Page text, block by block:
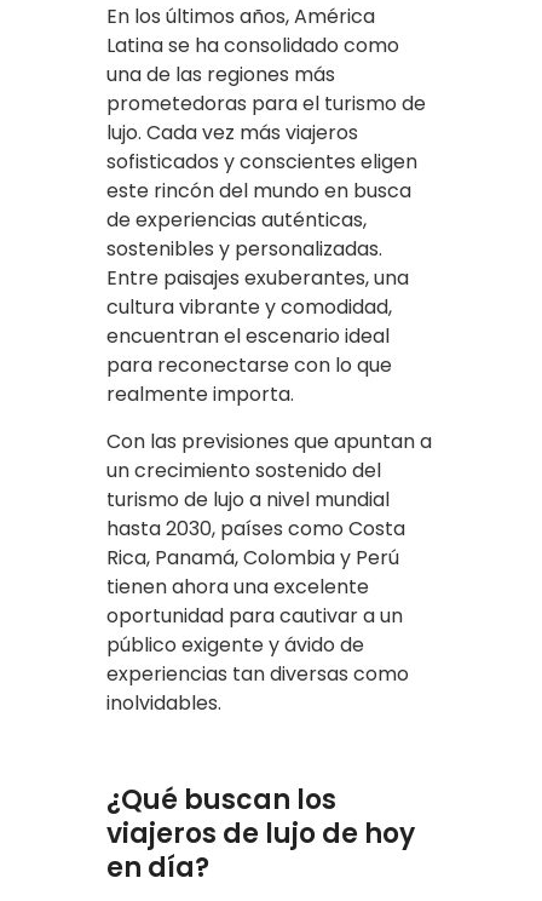
En los últimos años, América
Latina se ha consolidado como
una de las regiones más
prometedoras para el turismo de
lujo. Cada vez más viajeros
sofisticados y conscientes eligen
este rincón del mundo en busca
de experiencias auténticas,
sostenibles y personalizadas.
Entre paisajes exuberantes, una
cultura vibrante y comodidad,
encuentran el escenario ideal
para reconectarse con lo que
realmente importa.
Con las previsiones que apuntan a
un crecimiento sostenido del
turismo de lujo a nivel mundial
hasta 2030, países como Costa
Rica, Panamá, Colombia y Perú
tienen ahora una excelente
oportunidad para cautivar a un
público exigente y ávido de
experiencias tan diversas como
inolvidables.
¿Qué buscan los
viajeros de lujo de hoy
en día?